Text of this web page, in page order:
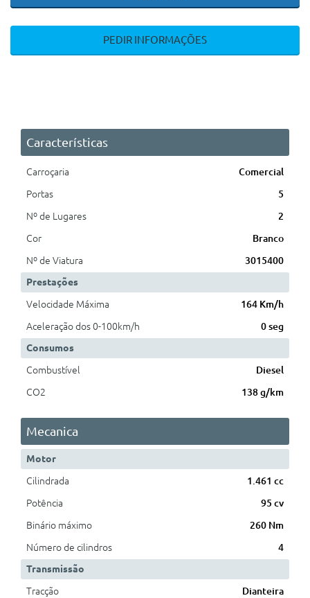
PEDIR INFORMAÇÕES
Características
Carroçaria
Comercial
Portas
5
Nº de Lugares
2
Cor
Branco
Nº de Viatura
3015400
Prestações
Velocidade Máxima
164 Km/h
Aceleração dos 0-100km/h
0 seg
Consumos
Combustível
Diesel
CO2
138 g/km
Mecanica
Motor
Cilindrada
1.461 cc
Potência
95 cv
Binário máximo
260 Nm
Número de cilindros
4
Transmissão
Tracção
Dianteira